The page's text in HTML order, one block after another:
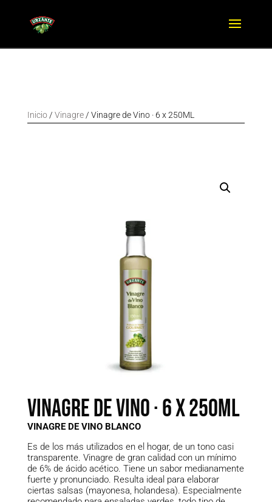
Inicio/ Vinagre/ Vinagre de Vino · 6 x 250ML
Vinagre de Vino · 6 x 250ML
VINAGRE DE VINO BLANCO
Es de los más utilizados en el hogar, de un tono casi
transparente. Vinagre de gran calidad con un mínimo
de 6% de ácido acético. Tiene un sabor medianamente
fuerte y pronunciado. Resulta ideal para elaborar
ciertas salsas (mayonesa, holandesa). Especialmente